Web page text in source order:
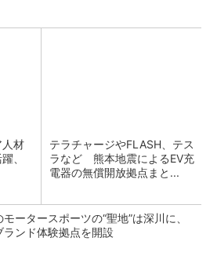
人材
、
テラチャージやFLASH、テス
ラなど 熊本地震によるEV充
電器の無償開放拠点まと...
ータースポーツの“聖地”は深川に、
ランド体験拠点を開設